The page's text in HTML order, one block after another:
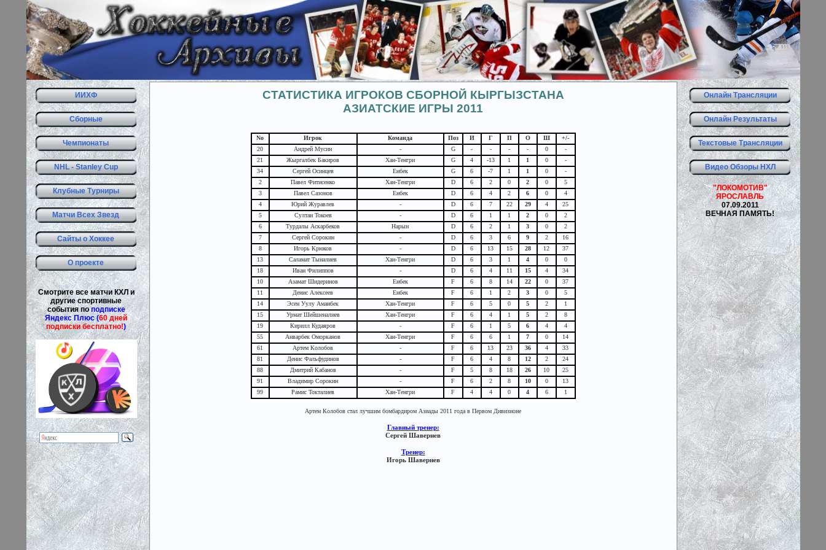
ИИХФ
Сборные
Чемпионаты
NHL - Stanley Cup
Клубные Турниры
Матчи Всех Звезд
Сайты о Хоккее
О проекте
Смотрите все матчи КХЛ и
другие спортивные
события поподписке
Яндекс Плюс (60 дней
подписки бесплатно!)
Онлайн Трансляции
Онлайн Результаты
Текстовые Трансляции
Видео Обзоры НХЛ
"ЛОКОМОТИВ"
ЯРОСЛАВЛЬ
07.09.2011
ВЕЧНАЯ ПАМЯТЬ!
СТАТИСТИКА ИГРОКОВ СБОРНОЙ КЫРГЫЗСТАНА
АЗИАТСКИЕ ИГРЫ 2011
No Игрок Команда Поз И Г П О Ш
+/-
20
Андрей Мусин - G - - - - 0
-
21
Жыргалбек Бакиров Хан-Тенгри G 4 -13 1 1 0
-
34
Сергей Осинцев Енбек G 6 -7 1 1 0
-
2
Павел Фитисенко Хан-Тенгри D 6 2 0 2 0
5
3
Павел Сазонов Енбек D 6 4 2 6 0
4
4
Юрий Журавлев - D 6 7 22 29 4
25
5
Султан Токоев - D 6 1 1 2 0
2
6
Турдалы Аскарбеков Нарын D 6 2 1 3 0
2
7
Сергей Сорокин - D 6 3 6 9 2
16
8
Игорь Крюков - D 6 13 15 28 12
37
13
Саламат Тыналиев Хан-Тенгри D 6 3 1 4 0
0
18
Иван Филиппов - D 6 4 11 15 4
34
10
Азамат Шидеринов Енбек F 6 8 14 22 0
37
11
Денис Алексеев Енбек F 6 1 2 3 0
5
14
Эсен Уулу Аманбек Хан-Тенгри F 6 5 0 5 2
1
15
Урмат Шейшеналиев Хан-Тенгри F 6 4 1 5 2
8
19
Кирилл Кудаяров - F 6 1 5 6 4
4
55
Анварбек Оморканов Хан-Тенгри F 6 6 1 7 0
14
61
Артем Колобов - F 6 13 23 36 4
33
81
Денис Фальфудинов - F 6 4 8 12 2
24
88
Дмитрий Кабанов - F 5 8 18 26 10
25
91
Владимир Сорокин - F 6 2 8 10 0
13
99
Рамис Токталиев Хан-Тенгри F 4 4 0 4 6 1
Артем Колобов стал лучшим бомбардиром Азиады 2011 года в Первом Дивизионе
Главный тренер:
Сергей Шавернев
Тренер:
Игорь Шавернев